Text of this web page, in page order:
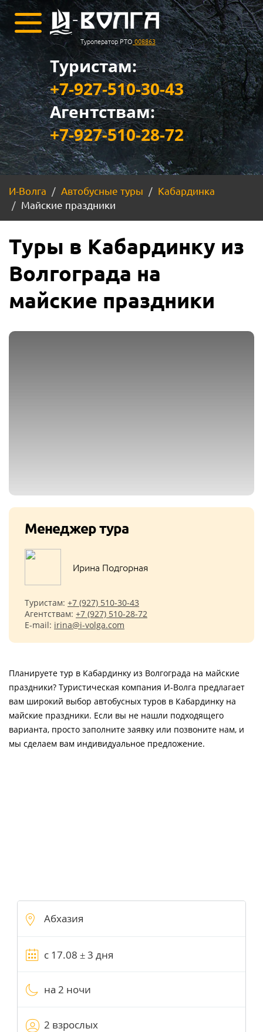
Туроператор РТО 008863
Туристам:
+7-927-510-30-43
Агентствам:
+7-927-510-28-72
И-Волга Автобусные туры
Кабардинка
Майские праздники
Туры в Кабардинку из
Волгограда на
майские праздники
Менеджер тура
Ирина Подгорная
Туристам: +7 (927) 510-30-43
Агентствам: +7 (927) 510-28-72
E-mail: irina@i-volga.com
Планируете тур в Кабардинку из Волгограда на майские
праздники? Туристическая компания И-Волга предлагает
вам широкий выбор автобусных туров в Кабардинку на
майские праздники. Если вы не нашли подходящего
варианта, просто заполните заявку или позвоните нам, и
мы сделаем вам индивидуальное предложение.
на 2 ночи
2 взрослых